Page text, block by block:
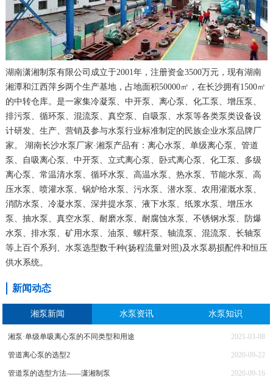
湖南潇湘制泵有限公司成立于2001年，注册资金3500万元，现有湖南
湘潭和江西萍乡两个生产基地，占地面积50000㎡，在长沙拥有1500㎡
的中转仓库。是一家集冷凝泵、中开泵、离心泵、化工泵、增压泵、
排污泵、循环泵、混流泵、真空泵、自吸泵、水泵等各类泵类设备设
计研发、生产、营销及参与水泵行业标准制定的民族企业水泵品牌厂
家。 湖南长沙水泵厂家·湘泵产品有：离心水泵、单级离心泵、管道
泵、自吸离心泵、中开泵、立式离心泵、卧式离心泵、化工泵、多级
离心泵、常温清水泵、循环水泵、高温水泵、热水泵、节能水泵、高
压水泵、喷灌水泵、锅炉给水泵、污水泵、潜水泵、农用灌溉水泵、
消防水泵、冷凝水泵、深井提水泵、液下水泵、纸浆水泵、增压水
泵、抽水泵、真空水泵、耐磨水泵、耐腐蚀水泵、不锈钢水泵、防爆
水泵、排水泵、矿用水泵、油泵、螺杆泵、轴流泵、混流泵、长轴泵
等上百个系列、水泵选型数千种(扬程流量对照)及水泵易损配件和恒压
供水系统。
新闻动态
湘泵新闻 水泵资讯 水泵知识
湘泵·单级单吸离心泵的不同类型和用途 2021-03-08
管道离心泵的选型2 2020-09-22
管道泵的选型方法——潇湘制泵 2020-09-16